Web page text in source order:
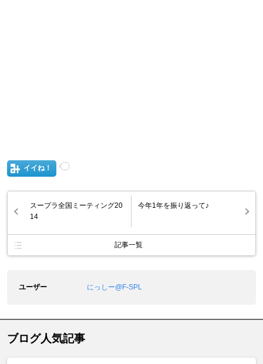
イイね！
スープラ全国ミーティング20
14
今年1年を振り返って♪
記事一覧
ユーザー にっしー@F-SPL
ブログ人気記事